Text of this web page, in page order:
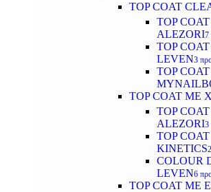
TOP COAT
TOP
ALEZORI7
TOP
LEVEN3
TOP
TOP COAT ΜΕ
TOP
ALEZORI3
TOP
KINETICS
COLOUR
LEVEN6
TOP COAT ΜΕ